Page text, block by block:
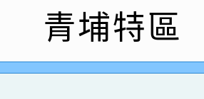
師林老師
文瑛教師榮獲教
語-第二名
校參與2026世
獲科學小創客佳
青埔特區